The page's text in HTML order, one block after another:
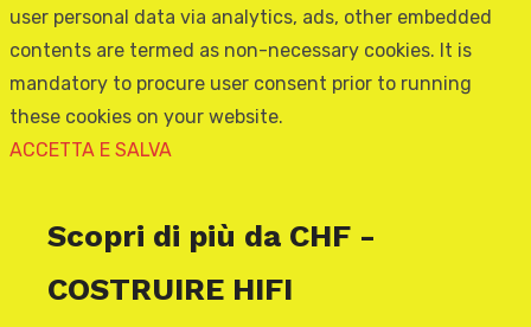
user personal data via analytics, ads, other embedded
contents are termed as non-necessary cookies. It is
mandatory to procure user consent prior to running
these cookies on your website.
ACCETTA E SALVA
Scopri di più da CHF -
COSTRUIRE HIFI